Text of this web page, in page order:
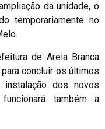
da unidade, o
temporariamente no
de Areia Branca
concluir os últimos
dos novos
também a